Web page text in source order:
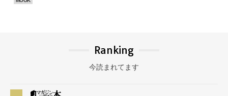
Ranking
今読まれてます